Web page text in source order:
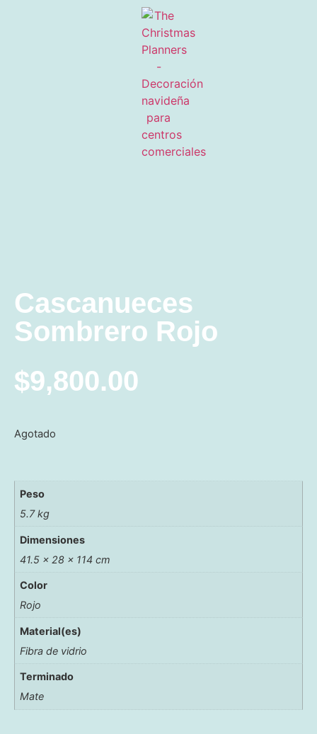
Cascanueces
Sombrero Rojo
$9,800.00
Agotado
Peso
5.7 kg
Dimensiones
41.5 × 28 × 114 cm
Color
Rojo
Material(es)
Fibra de vidrio
Terminado
Mate